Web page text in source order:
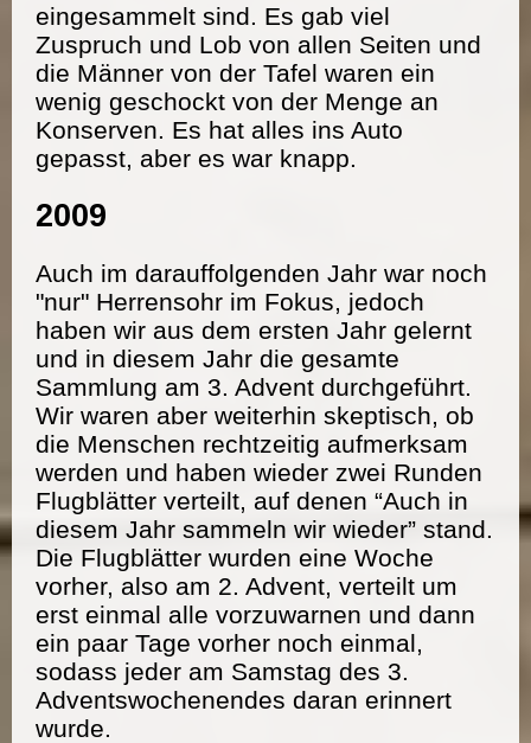
eingesammelt sind. Es gab viel
Zuspruch und Lob von allen Seiten und
die Männer von der Tafel waren ein
wenig geschockt von der Menge an
Konserven. Es hat alles ins Auto
gepasst, aber es war knapp.
2009
Auch im darauffolgenden Jahr war noch
"nur" Herrensohr im Fokus, jedoch
haben wir aus dem ersten Jahr gelernt
und in diesem Jahr die gesamte
Sammlung am 3. Advent durchgeführt.
Wir waren aber weiterhin skeptisch, ob
die Menschen rechtzeitig aufmerksam
werden und haben wieder zwei Runden
Flugblätter verteilt, auf denen “Auch in
diesem Jahr sammeln wir wieder” stand.
Die Flugblätter wurden eine Woche
vorher, also am 2. Advent, verteilt um
erst einmal alle vorzuwarnen und dann
ein paar Tage vorher noch einmal,
sodass jeder am Samstag des 3.
Adventswochenendes daran erinnert
wurde.